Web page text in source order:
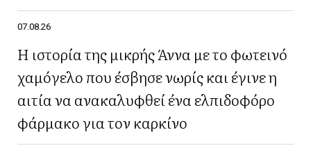
07.08.26
Η ιστορία της μικρής Άννα με το φωτεινό
χαμόγελο που έσβησε νωρίς και έγινε η
αιτία να ανακαλυφθεί ένα ελπιδοφόρο
φάρμακο για τον καρκίνο